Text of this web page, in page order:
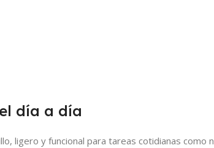
día a día
ligero y funcional para tareas cotidianas